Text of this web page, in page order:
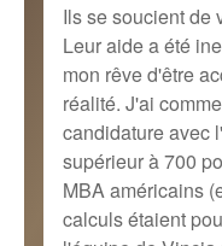
Ils se soucient de
Leur aide a été
mon rêve d'être
réalité. J'ai
candidature avec
supérieur à 700
MBA américains
calculs étaient